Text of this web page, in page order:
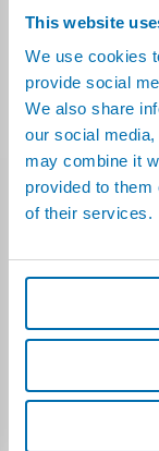
This website
We use cookies
provide social
We also share
our social
may combine it
provided to them
of their services.
prueba de
ya están
La prueba
un
No es